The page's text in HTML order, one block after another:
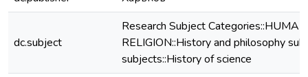
dc.subject
Research Subject
RELIGION::History and philosophy
subjects::History of science